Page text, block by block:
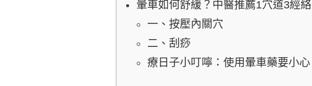
暈車如何舒緩？中醫推薦1穴道3經絡
一、按壓內關穴
二、刮痧
療日子小叮嚀：使用暈車藥要小心